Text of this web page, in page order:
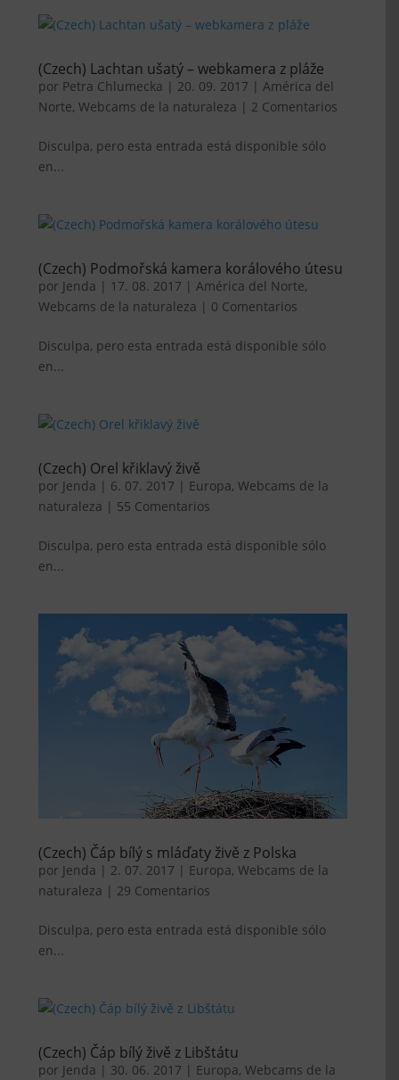
(Czech) Lachtan ušatý – webkamera z pláže
por Petra Chlumecka | 20. 09. 2017 | América del
Norte,Webcams de la naturaleza | 2 Comentarios
Disculpa, pero esta entrada está disponible sólo
en...
(Czech) Podmořská kamera korálového útesu
por Jenda | 17. 08. 2017 | América del Norte,
Webcams de la naturaleza | 0 Comentarios
Disculpa, pero esta entrada está disponible sólo
en...
(Czech) Orel křiklavý živě
por Jenda | 6. 07. 2017 | Europa,Webcams de la
naturaleza | 55 Comentarios
Disculpa, pero esta entrada está disponible sólo
en...
(Czech) Čáp bílý s mláďaty živě z Polska
por Jenda | 2. 07. 2017 | Europa,Webcams de la
naturaleza | 29 Comentarios
Disculpa, pero esta entrada está disponible sólo
en...
(Czech) Čáp bílý živě z Libštátu
por Jenda | 30. 06. 2017 | Europa,Webcams de la